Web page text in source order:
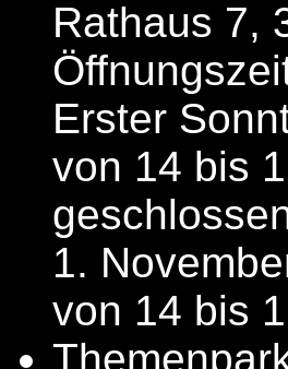
Rathaus 7,
Erster
von 14 bis
1.
von 14 bis